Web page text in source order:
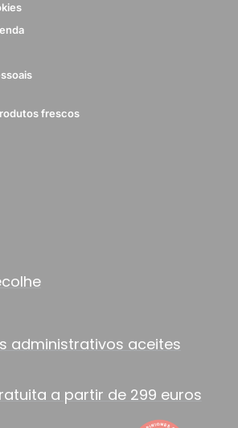
frescos
administrativos aceites
a partir de 299 euros